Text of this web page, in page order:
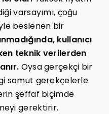
varsayımı, çoğu
beslenen bir
kullanıcı
teknik verilerden
Oysa gerçekçi bir
somut gerekçelerle
şeffaf biçimde
gerektirir.